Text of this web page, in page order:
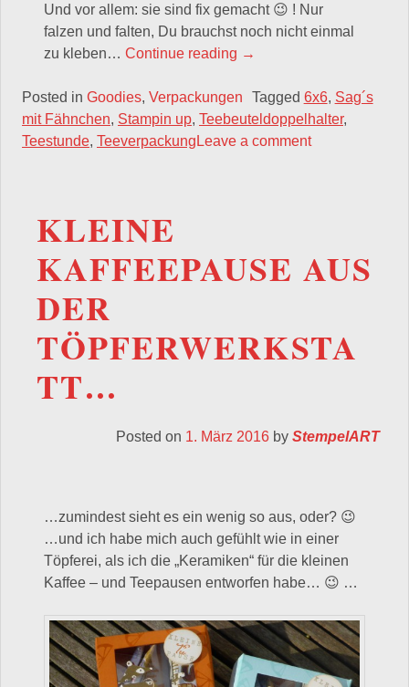
Und vor allem: sie sind fix gemacht 😉 ! Nur
falzen und falten, Du brauchst noch nicht einmal
zu kleben… Continue reading „Als kleines Mitbringsel
→
Posted in Goodies, Verpackungen Tagged 6x6, Sag´s
mit Fähnchen, Stampin up, Teebeuteldoppelhalter,
Teestunde, Teeverpackung Leave a comment
KLEINE
KAFFEEPAUSE AUS
DER
TÖPFERWERKSTA
TT…
Posted on 1. März 2016 by StempelART
…zumindest sieht es ein wenig so aus, oder? 😉
…und ich habe mich auch gefühlt wie in einer
Töpferei, als ich die „Keramiken“ für die kleinen
Kaffee – und Teepausen entworfen habe… 😉 …